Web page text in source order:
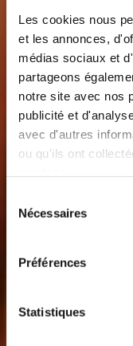
Les cookies nous
et les annonces,
médias sociaux et
partageons
notre site avec nos
publicité et
avec d'autres
ou qu'ils ont
Nécessaires
Préférences
Statistiques